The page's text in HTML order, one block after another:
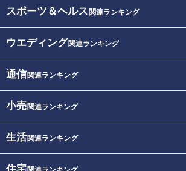
スポーツ＆ヘルス 関連ランキング
ウエディング関連ランキング
通信関連ランキング
小売関連ランキング
生活関連ランキング